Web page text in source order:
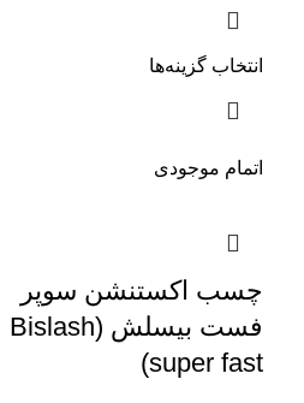
انتخاب گزینه‌ها
اتمام موجودی
چسب اکستنشن سوپر
فست بیسلش (Bislash
super fast)